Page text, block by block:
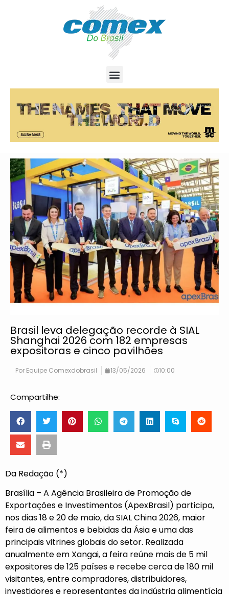
Brasil leva delegação recorde à SIAL
Shanghai 2026 com 182 empresas
expositoras e cinco pavilhões
Por Equipe Comexdobrasil 13/05/2026 10:00
Compartilhe:
Da Redação (*)
Brasília – A Agência Brasileira de Promoção de
Exportações e Investimentos (ApexBrasil) participa,
nos dias 18 e 20 de maio, da SIAL China 2026, maior
feira de alimentos e bebidas da Ásia e uma das
principais vitrines globais do setor. Realizada
anualmente em Xangai, a feira reúne mais de 5 mil
expositores de 125 países e recebe cerca de 180 mil
visitantes, entre compradores, distribuidores,
investidores e representantes da indústria alimentícia